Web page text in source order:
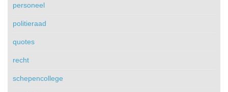
personeel
politieraad
quotes
recht
schepencollege